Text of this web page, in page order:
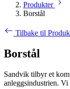
Produkter
Borstål
Tilbake til
Borstål
Sandvik tilbyr et
anleggsindustrien.